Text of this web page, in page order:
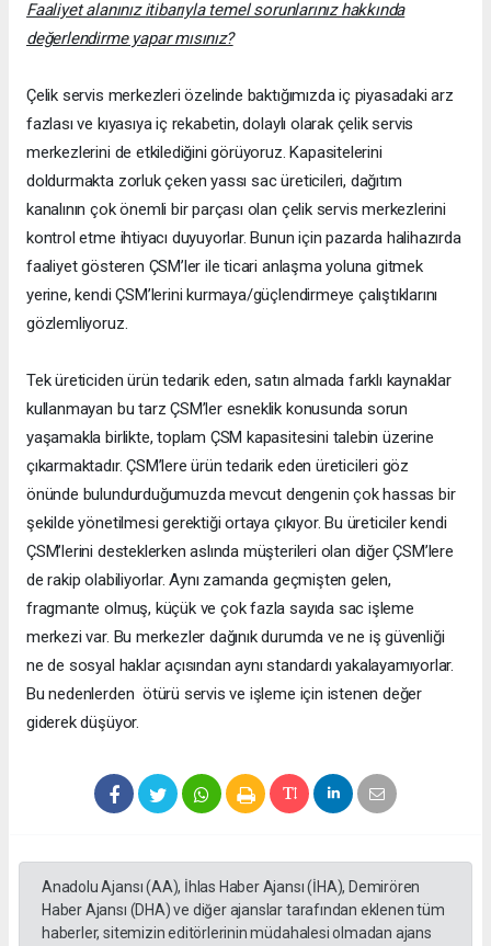
Faaliyet alanınız itibarıyla temel sorunlarınız hakkında
değerlendirme yapar mısınız?
Çelik servis merkezleri özelinde baktığımızda iç piyasadaki arz
fazlası ve kıyasıya iç rekabetin, dolaylı olarak çelik servis
merkezlerini de etkilediğini görüyoruz. Kapasitelerini
doldurmakta zorluk çeken yassı sac üreticileri, dağıtım
kanalının çok önemli bir parçası olan çelik servis merkezlerini
kontrol etme ihtiyacı duyuyorlar. Bunun için pazarda halihazırda
faaliyet gösteren ÇSM’ler ile ticari anlaşma yoluna gitmek
yerine, kendi ÇSM’lerini kurmaya/güçlendirmeye çalıştıklarını
gözlemliyoruz.
Tek üreticiden ürün tedarik eden, satın almada farklı kaynaklar
kullanmayan bu tarz ÇSM’ler esneklik konusunda sorun
yaşamakla birlikte, toplam ÇSM kapasitesini talebin üzerine
çıkarmaktadır. ÇSM’lere ürün tedarik eden üreticileri göz
önünde bulundurduğumuzda mevcut dengenin çok hassas bir
şekilde yönetilmesi gerektiği ortaya çıkıyor. Bu üreticiler kendi
ÇSM’lerini desteklerken aslında müşterileri olan diğer ÇSM’lere
de rakip olabiliyorlar. Aynı zamanda geçmişten gelen,
fragmante olmuş, küçük ve çok fazla sayıda sac işleme
merkezi var. Bu merkezler dağınık durumda ve ne iş güvenliği
ne de sosyal haklar açısından aynı standardı yakalayamıyorlar.
Bu nedenlerden ötürü servis ve işleme için istenen değer
giderek düşüyor.
Anadolu Ajansı (AA), İhlas Haber Ajansı (İHA), Demirören
Haber Ajansı (DHA) ve diğer ajanslar tarafından eklenen tüm
haberler, sitemizin editörlerinin müdahalesi olmadan ajans